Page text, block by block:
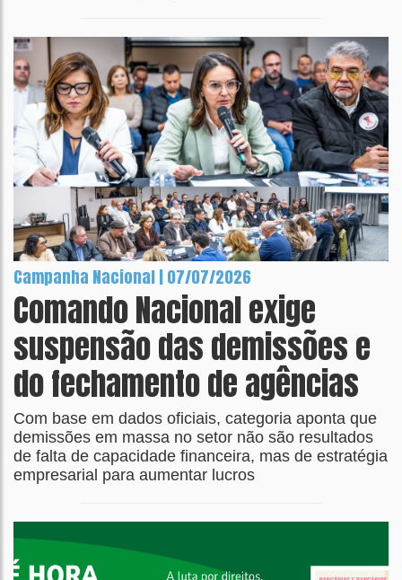
Campanha Nacional | 07/07/2026
Comando Nacional exige
suspensão das demissões e
do fechamento de agências
Com base em dados oficiais, categoria aponta que
demissões em massa no setor não são resultados
de falta de capacidade financeira, mas de estratégia
empresarial para aumentar lucros